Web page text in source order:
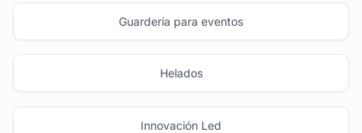
Guardería para eventos
Helados
Innovación Led